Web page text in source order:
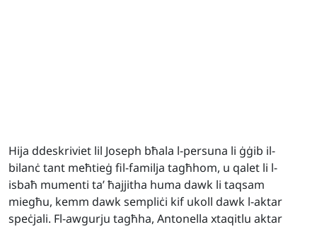
Hija ddeskriviet lil Joseph bħala l-persuna li ġġib il-
bilanċ tant meħtieġ fil-familja tagħhom, u qalet li l-
isbaħ mumenti ta’ ħajjitha huma dawk li taqsam
miegħu, kemm dawk sempliċi kif ukoll dawk l-aktar
speċjali. Fl-awgurju tagħha, Antonella xtaqitlu aktar